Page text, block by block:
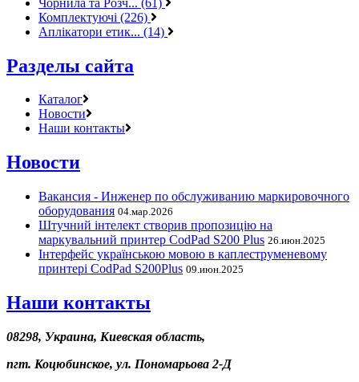
Комплектуючі (226)
Аплікатори етик... (14)
Разделы сайта
Каталог
Новости
Наши контакты
Новости
Вакансия - Инженер по обслуживанию маркировочного
оборудования 04.мар.2026
Штучний інтелект створив пропозицію на
маркувальний принтер CodPad S200 Plus 26.июн.2025
Інтерфейс українською мовою в каплеструменевому
принтері CodPad S200Plus 09.июн.2025
Наши контакты
08298, Украина, Киевская область,
пгт. Коцюбинское, ул. Пономарьова 2-Д